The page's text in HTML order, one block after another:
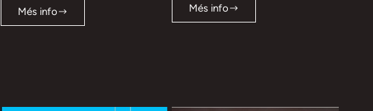
Més info Més info